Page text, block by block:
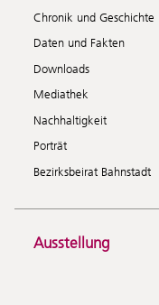
Chronik und Geschichte
Daten und Fakten
Downloads
Mediathek
Nachhaltigkeit
Porträt
Bezirksbeirat Bahnstadt
Ausstellung